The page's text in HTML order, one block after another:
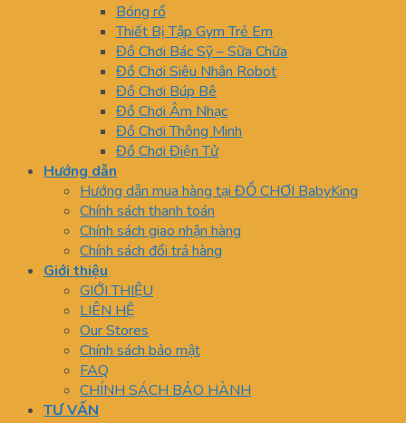
Bóng rổ
Thiết Bị Tập Gym Trẻ Em
Đồ Chơi Bác Sỹ – Sữa Chữa
Đồ Chơi Siêu Nhân Robot
Đồ Chơi Búp Bê
Đồ Chơi Âm Nhạc
Đồ Chơi Thông Minh
Đồ Chơi Điện Tử
Hướng dẫn
Hướng dẫn mua hàng tại ĐỒ CHƠI BabyKing
Chính sách thanh toán
Chính sách giao nhận hàng
Chính sách đổi trả hàng
Giới thiệu
GIỚI THIỆU
LIÊN HỆ
Our Stores
Chính sách bảo mật
FAQ
CHÍNH SÁCH BẢO HÀNH
TƯ VẤN